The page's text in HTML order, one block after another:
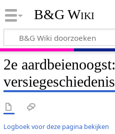
B&G Wiki
2e aardbeienoogst:
versiegeschiedenis
Logboek voor deze pagina bekijken